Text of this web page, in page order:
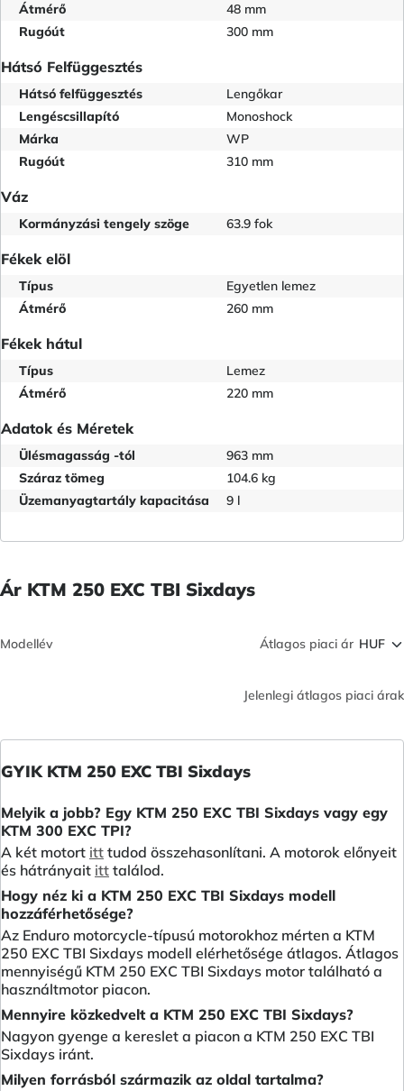
Átmérő
48 mm
Rugóút
300 mm
Hátsó Felfüggesztés
Hátsó felfüggesztés
Lengőkar
Lengéscsillapító
Monoshock
Márka
WP
Rugóút
310 mm
Váz
Kormányzási tengely szöge 63.9 fok
Fékek elöl
Típus
Egyetlen lemez
Átmérő
260 mm
Fékek hátul
Típus
Lemez
Átmérő
220 mm
Adatok és Méretek
Ülésmagasság -tól
963 mm
Száraz tömeg
104.6 kg
Üzemanyagtartály kapacitása
9 l
Ár KTM 250 EXC TBI Sixdays
Modellév Átlagos piaci ár
Jelenlegi átlagos piaci árak
GYIK KTM 250 EXC TBI Sixdays
Melyik a jobb? Egy KTM 250 EXC TBI Sixdays vagy egy
KTM 300 EXC TPI?
A két motort itt tudod összehasonlítani. A motorok előnyeit
és hátrányait itt találod.
Hogy néz ki a KTM 250 EXC TBI Sixdays modell
hozzáférhetősége?
Az Enduro motorcycle-típusú motorokhoz mérten a KTM
250 EXC TBI Sixdays modell elérhetősége átlagos. Átlagos
mennyiségű KTM 250 EXC TBI Sixdays motor található a
használtmotor piacon.
Mennyire közkedvelt a KTM 250 EXC TBI Sixdays?
Nagyon gyenge a kereslet a piacon a KTM 250 EXC TBI
Sixdays iránt.
Milyen forrásból származik az oldal tartalma?